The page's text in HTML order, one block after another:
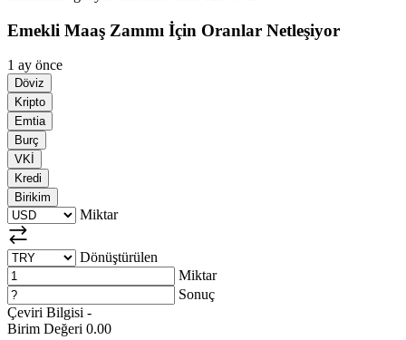
Emekli Maaş Zammı İçin Oranlar Netleşiyor
1 ay önce
Döviz
Kripto
Emtia
Burç
VKİ
Kredi
Birikim
Miktar
Dönüştürülen
Miktar
Sonuç
Çeviri Bilgisi -
Birim Değeri 0.00